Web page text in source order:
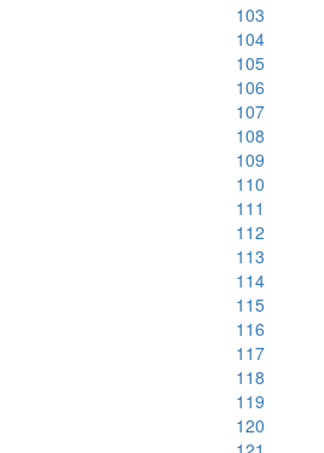
103
104
105
106
107
108
109
110
111
112
113
114
115
116
117
118
119
120